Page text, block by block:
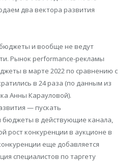
два вектора развития
и вообще не ведут
Рынок performance-рекламы
в марте 2022 по сравнению с
в 24 раза (по данным из
Анны Карауловой).
— пускать
бюджеты в действующие канала,
рост конкуренции в аукционе в
еще добавляется
специалистов по таргету